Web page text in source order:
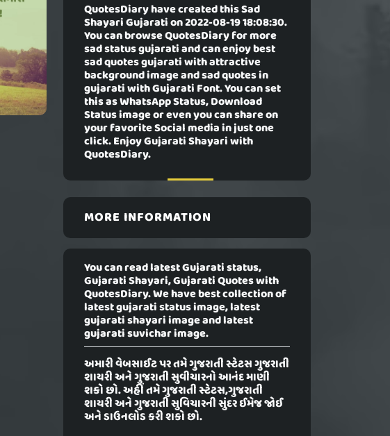
QuotesDiary have created thisSad
Shayari Gujaration 2022-08-19 18:08:30.
You can browse QuotesDiary for more
sad status gujarati and can enjoy best
sad quotes gujarati with attractive
background image and sad quotes in
gujarati with Gujarati Font. You can set
this as WhatsApp Status, Download
Status image or even you can share on
your favorite Social media in just one
click. Enjoy Gujarati Shayari with
QuotesDiary.
MORE INFORMATION
You can read latest Gujarati status,
Gujarati Shayari, Gujarati Quotes with
QuotesDiary. We have best collection of
latest gujarati status image, latest
gujarati shayari image and latest
gujarati suvichar image.
અમારી વેબસાઈટ પર તમે ગુજરાતી સ્ટેટસ ગુજરાતી
શાયરી અને ગુજરાતી સુવીચારનો આનંદ માણી
શકો છો. અહીં તમે ગુજરાતી સ્ટેટસ,ગુજરાતી
શાયરી અને ગુજરાતી સુવિચારની સુંદર ઈમેજ જોઈ
અને ડાઉનલોડ કરી શકો છો.